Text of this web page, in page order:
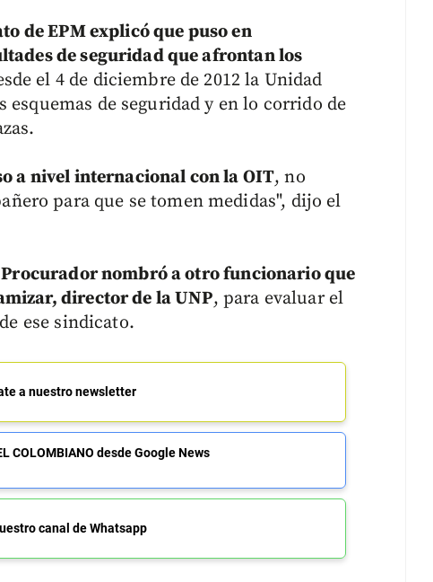
de EPM explicó que puso en
de seguridad que afrontan los
el 4 de diciembre de 2012 la Unidad
de seguridad y en lo corrido de
a nivel internacional con la OIT, no
para que se tomen medidas", dijo el
nombró a otro funcionario que
director de la UNP, para evaluar el
ese sindicato.
a nuestro newsletter
COLOMBIANO desde Google News
canal de Whatsapp